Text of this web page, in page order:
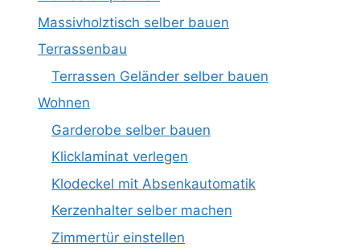
Massivholztisch selber bauen
Terrassenbau
Terrassen Geländer selber bauen
Wohnen
Garderobe selber bauen
Klicklaminat verlegen
Klodeckel mit Absenkautomatik
Kerzenhalter selber machen
Zimmertür einstellen